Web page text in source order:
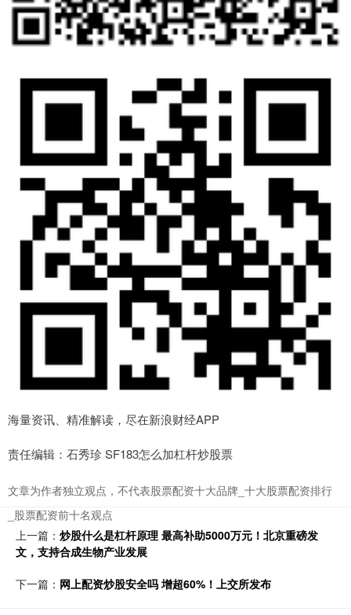
海量资讯、精准解读，尽在新浪财经APP
责任编辑：石秀珍 SF183怎么加杠杆炒股票
文章为作者独立观点，不代表股票配资十大品牌_十大股票配资排行
_股票配资前十名观点
上一篇： 炒股什么是杠杆原理 最高补助5000万元！北京重磅发
文，支持合成生物产业发展
下一篇： 网上配资炒股安全吗 增超60%！上交所发布